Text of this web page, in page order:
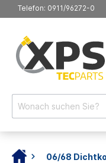
Telefon: 0911/96272-0
06/68